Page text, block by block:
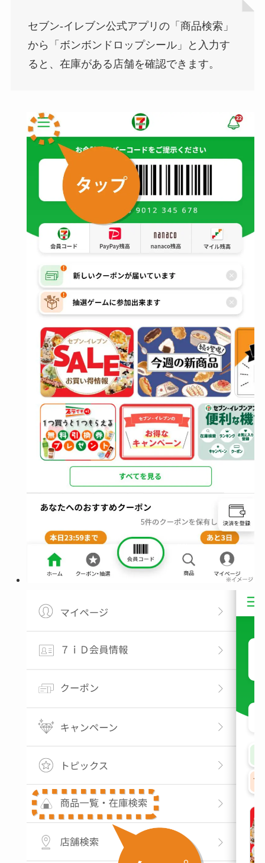
セブン‐イレブン公式アプリの「商品検索」
から「ボンボンドロップシール」と入力す
ると、在庫がある店舗を確認できます。